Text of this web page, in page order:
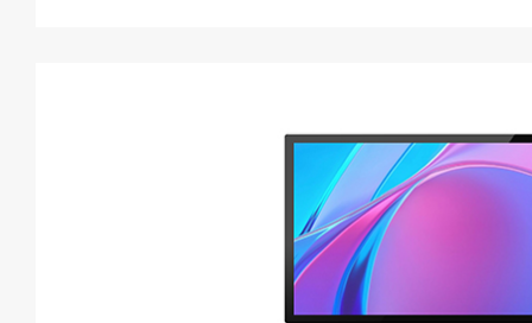
查看详情